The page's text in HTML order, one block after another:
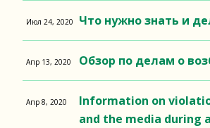
Что нужно знать и
Июл 24, 2020
Обзор по делам о
Апр 13, 2020
Information on
and the media during
Апр 8, 2020